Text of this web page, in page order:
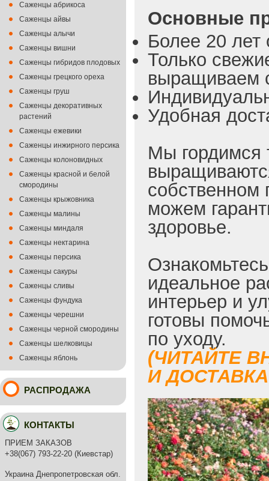
Основные
Более 20 лет
Только
выращиваем
Удобная
Мы гордимся
собственном
можем
здоровье.
идеальное
интерьер и
готовы
по уходу.
(ЧИТАЙТЕ
И
Саженцы абрикоса
Саженцы айвы
Саженцы алычи
Саженцы вишни
Саженцы гибридов плодовых
Саженцы грецкого ореха
Саженцы груш
Саженцы декоративных
растений
Саженцы ежевики
Саженцы инжирного персика
Саженцы колоновидных
Саженцы красной и белой
смородины
Саженцы крыжовника
Саженцы малины
Саженцы миндаля
Саженцы нектарина
Саженцы персика
Саженцы сакуры
Саженцы сливы
Саженцы фундука
Саженцы черешни
Саженцы черной смородины
Саженцы шелковицы
Саженцы яблонь
РАСПРОДАЖА
КОНТАКТЫ
ПРИЕМ ЗАКАЗОВ
+38(067) 793-22-20 (Киевстар)
Украина Днепропетровская обл.